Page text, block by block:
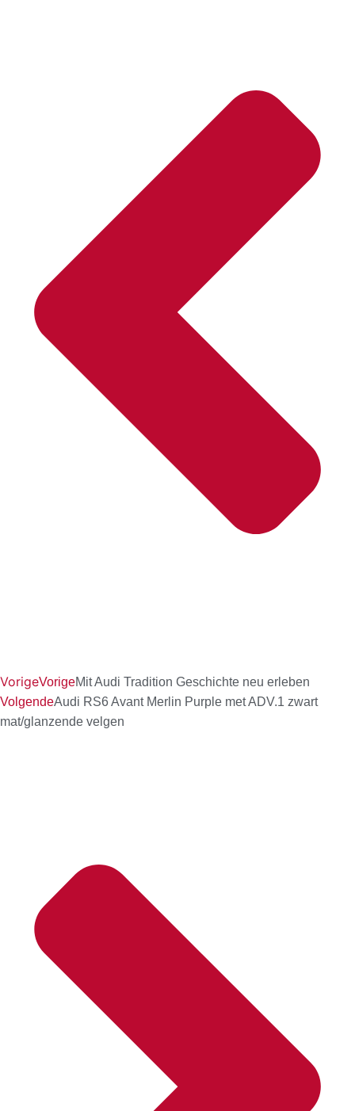
VorigeVorigeMit Audi Tradition Geschichte neu erleben
VolgendeAudi RS6 Avant Merlin Purple met ADV.1 zwart
mat/glanzende velgen